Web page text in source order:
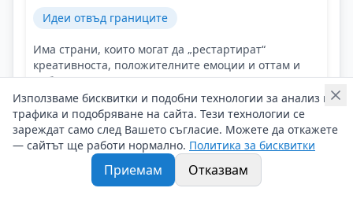
Идеи отвъд границите
Има страни, които могат да „рестартират“
креативноста, положителните емоции и оттам и
амбициите за постигане на нови цели!
Контакти на Антон Бонов
08/05/2025 г/
#Антон_Бонов#Обиколи_света#Атлетика
Използваме бисквитки и подобни технологии за анализ на
трафика и подобряване на сайта. Тези технологии се
зареждат само след Вашето съгласие. Можете да откажете
— сайтът ще работи нормално. Политика за бисквитки
Приемам Отказвам